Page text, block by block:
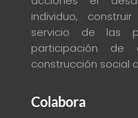
individuo,
servicio de las
participación
construcción social
Colabora